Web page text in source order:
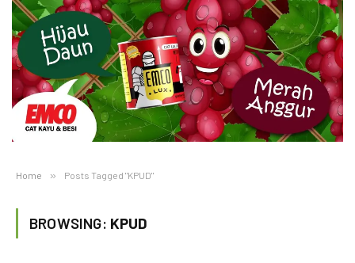
Home » Posts Tagged "KPUD"
BROWSING: KPUD